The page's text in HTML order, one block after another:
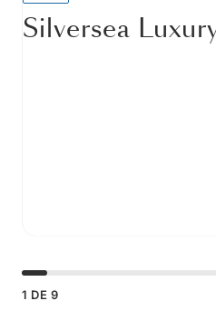
Silversea
1 DE 9